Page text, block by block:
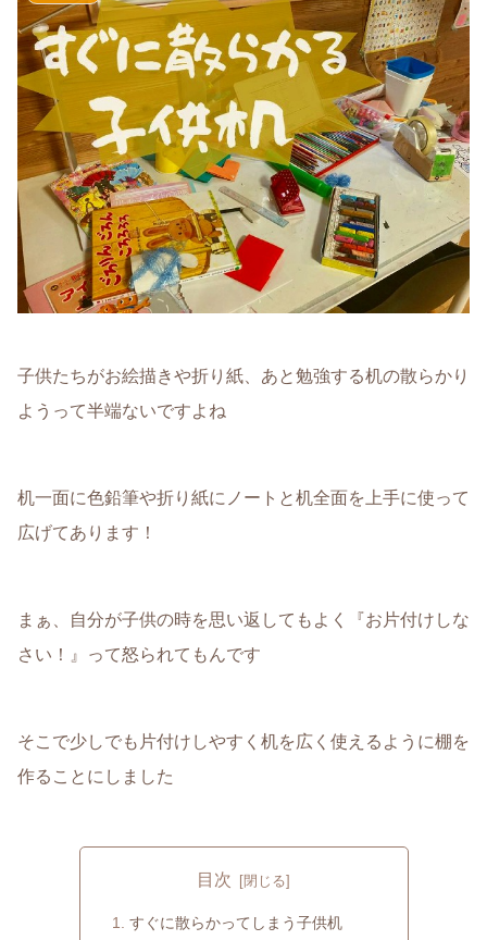
子供たちがお絵描きや折り紙、あと勉強する机の散らかり
ようって半端ないですよね
机一面に色鉛筆や折り紙にノートと机全面を上手に使って
広げてあります！
まぁ、自分が子供の時を思い返してもよく『お片付けしな
さい！』って怒られてもんです
そこで少しでも片付けしやすく机を広く使えるように棚を
作ることにしました
目次
すぐに散らかってしまう子供机